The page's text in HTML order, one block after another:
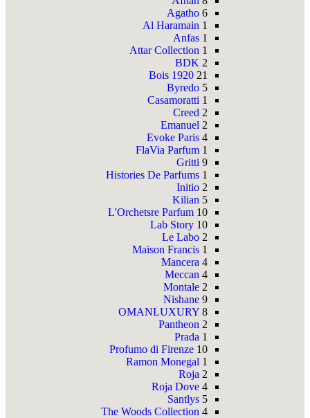
Agatho 6
Al Haramain 1
Anfas 1
Attar Collection 1
BDK 2
Bois 1920 21
Byredo 5
Casamoratti 1
Creed 2
Emanuel 2
Evoke Paris 4
FlaVia Parfum 1
Gritti 9
Histories De Parfums 1
Initio 2
Kilian 5
L'Orchetsre Parfum 10
Lab Story 10
Le Labo 2
Maison Francis 1
Mancera 4
Meccan 4
Montale 2
Nishane 9
OMANLUXURY 8
Pantheon 2
Prada 1
Profumo di Firenze 10
Ramon Monegal 1
Roja 2
Roja Dove 4
Santlys 5
The Woods Collection 4